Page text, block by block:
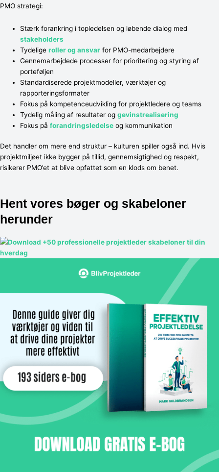
PMO strategi:
Stærk forankring i topledelsen og løbende dialog med
stakeholders
Tydeligeroller og ansvar for PMO-medarbejdere
Gennemarbejdede processer for prioritering og styring af
porteføljen
Standardiserede projektmodeller, værktøjer og
rapporteringsformater
Fokus på kompetenceudvikling for projektledere og teams
Tydelig måling af resultater oggevinstrealisering
Fokus påforandringsledelse og kommunikation
Det handler om mere end struktur – kulturen spiller også ind. Hvis
projektmiljøet ikke bygger på tillid, gennemsigtighed og respekt,
risikerer PMO’et at blive opfattet som en klods om benet.
Hent vores bøger og skabeloner
herunder